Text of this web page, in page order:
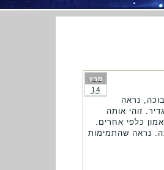
מרץ
14
נראה
זוהי אותה
כלפי אחרים.
נראה שהתמימות